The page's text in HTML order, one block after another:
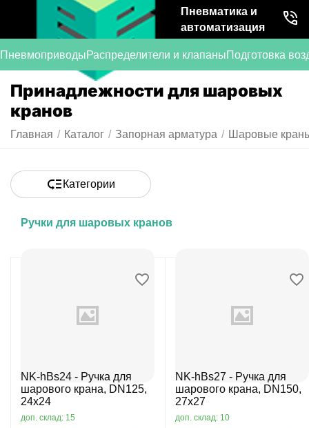
Пневматика и
автоматизация
ПневмоприводыРаспределители и клапаныПодготовка
Принадлежности для шаровых
кранов
Главная / Каталог / Запорная арматура / Шаровые
Категории
Ручки для шаровых кранов
NK-hBs24 - Ручка для
шарового крана, DN125,
24х24
доп. склад: 15
NK-hBs27 - Ручка для
шарового крана, DN150,
27х27
доп. склад: 10